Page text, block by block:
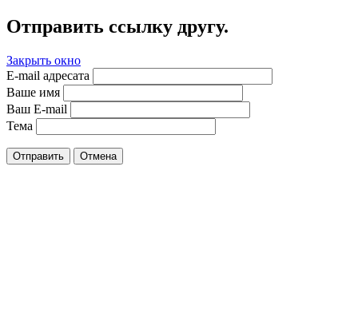
Отправить ссылку другу.
Закрыть окно
E-mail адресата
Ваше имя
Ваш E-mail
Тема
Отправить Отмена